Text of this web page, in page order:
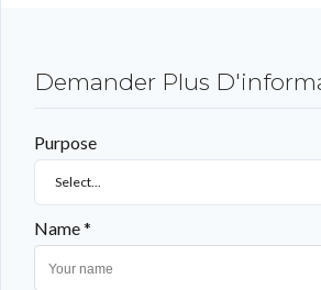
Demander Plus
Purpose
Select...
Name *
Mot de passe perdu ?